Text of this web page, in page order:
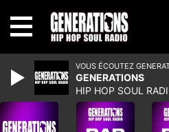
VOUS ÉCOUTEZ
GENERATIONS
HIP HOP SOUL